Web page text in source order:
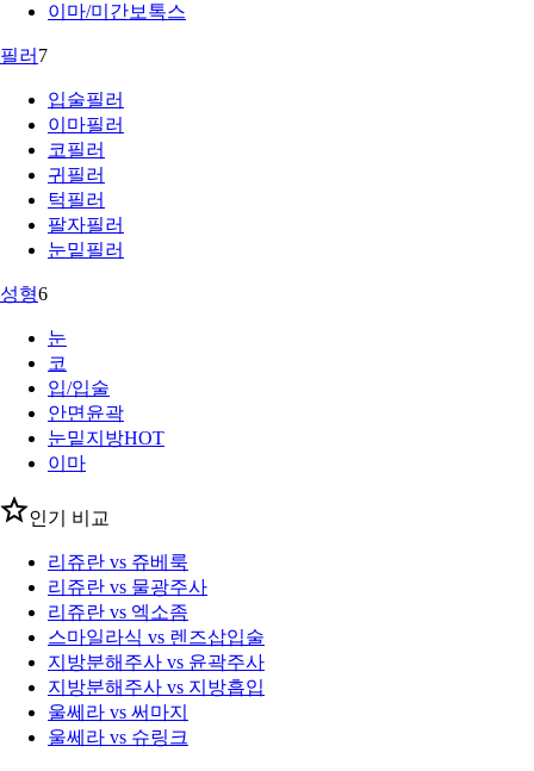
이마/미간보톡스
필러 7
입술필러
이마필러
코필러
귀필러
턱필러
팔자필러
눈밑필러
성형6
눈
코
입/입술
안면윤곽
눈밑지방HOT
이마
인기 비교
리쥬란 vs 쥬베룩
리쥬란 vs 물광주사
리쥬란 vs 엑소좀
스마일라식 vs 렌즈삽입술
지방분해주사 vs 윤곽주사
지방분해주사 vs 지방흡입
울쎄라 vs 써마지
울쎄라 vs 슈링크